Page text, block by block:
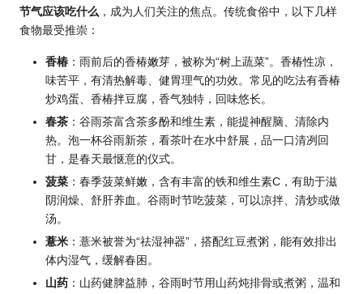
节气应该吃什么 ，成为人们关注的焦点。传统食俗中，以下几样
食物最受推崇：
香椿 ：雨前后的香椿嫩芽，被称为“树上蔬菜”。香椿性凉，
味苦平，有清热解毒、健胃理气的功效。常见的吃法有香椿
炒鸡蛋、香椿拌豆腐，香气独特，回味悠长。
春茶 ：谷雨茶富含茶多酚和维生素，能提神醒脑、清除内
热。泡一杯谷雨新茶，看茶叶在水中舒展，品一口清冽回
甘，是春天最惬意的仪式。
菠菜 ：春季菠菜鲜嫩，含有丰富的铁和维生素C，有助于滋
阴润燥、舒肝养血。谷雨时节吃菠菜，可以凉拌、清炒或做
汤。
薏米 ：薏米被誉为“祛湿神器”，搭配红豆煮粥，能有效排出
体内湿气，缓解春困。
山药 ：山药健脾益肺，谷雨时节用山药炖排骨或煮粥，温和